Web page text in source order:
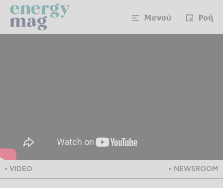
Μενού Ροή
VIDEO NEWSROOM